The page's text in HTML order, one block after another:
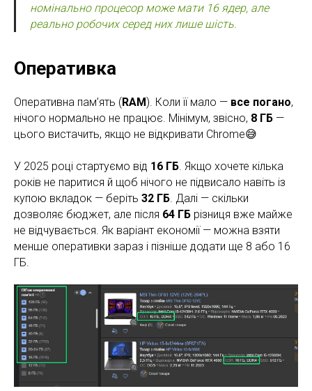
номінально процесор може мати 16 ядер, але
реально робочих серед них лише шість.
Оперативка
Оперативна пам’ять (RAM). Коли її мало — все погано,
нічого нормально не працює. Мінімум, звісно, 8 ГБ —
цього вистачить, якщо не відкривати Chrome😅
У 2025 році стартуємо від 16 ГБ . Якщо хочете кілька
років не паритися й щоб нічого не підвисало навіть із
купою вкладок — беріть 32 ГБ . Далі — скільки
дозволяє бюджет, але після 64 ГБ різниця вже майже
не відчувається. Як варіант економії — можна взяти
менше оперативки зараз і пізніше додати ще 8 або 16
ГБ.